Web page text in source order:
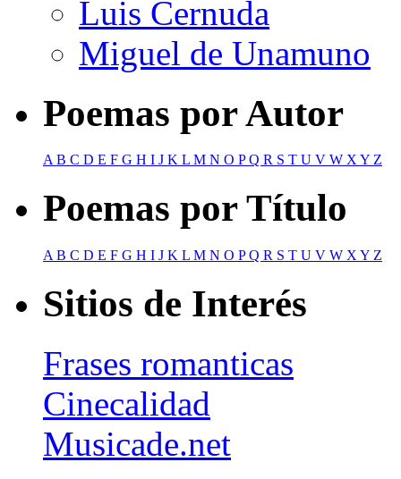
Luis Cernuda
Miguel de Unamuno
Poemas por Autor
AB C D E F G H I J K L M N O PQ R S T U V W XY Z
Poemas por Título
A B C D E F G H I J K L M N O PQ R S T U V W X Y Z
Sitios de Interés
Frases romanticas
Cinecalidad
Musicade.net